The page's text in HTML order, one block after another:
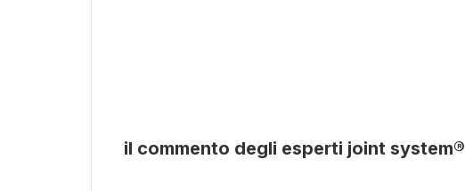
il commento degli esperti joint system®